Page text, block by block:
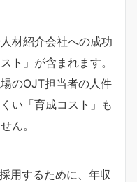
材紹介会社への成功
ト」が含まれます。
のOJT担当者の人件
い「育成コスト」も
ん。
用するために、年収